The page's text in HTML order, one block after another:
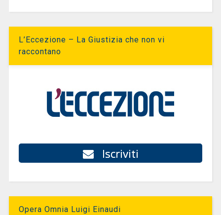
L’Eccezione – La Giustizia che non vi
raccontano
Iscriviti
Opera Omnia Luigi Einaudi